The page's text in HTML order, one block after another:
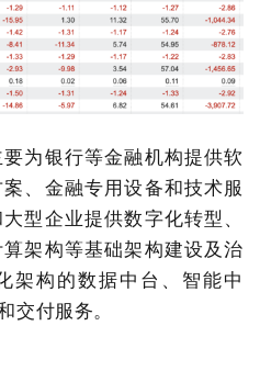
为银行等金融机构提供软
、金融专用设备和技术服
型企业提供数字化转型、
架构等基础架构建设及治
架构的数据中台、智能中
交付服务。